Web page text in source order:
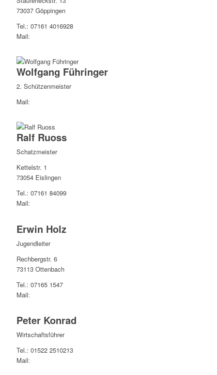
73037 Göppingen
Tel.: 07161 4016928
Mail:
Wolfgang Führinger
2. Schützenmeister
Mail:
Ralf Ruoss
Schatzmeister
Kettelstr. 1
73054 Eislingen
Tel.: 07161 84099
Mail:
Erwin Holz
Jugendleiter
Rechbergstr. 6
73113 Ottenbach
Tel.: 07165 1547
Mail:
Peter Konrad
Wirtschaftsführer
Tel.: 01522 2510213
Mail: